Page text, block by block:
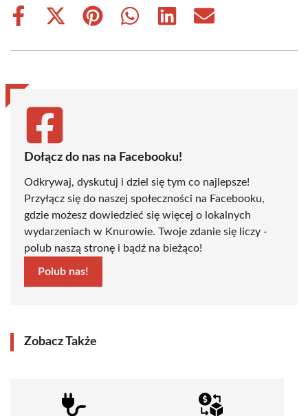
Share
Share
(Twitter)
Share
Share
Share
Share
Dołącz do nas na Facebooku!
Odkrywaj, dyskutuj i dziel się tym co najlepsze!
Przyłącz się do naszej społeczności na Facebooku,
gdzie możesz dowiedzieć się więcej o lokalnych
wydarzeniach w Knurowie. Twoje zdanie się liczy -
polub naszą stronę i bądź na bieżąco!
Polub nas!
Zobacz Także